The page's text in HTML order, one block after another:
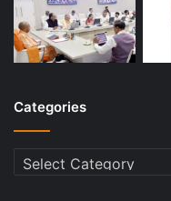
Categories
Categories